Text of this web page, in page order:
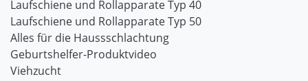
Laufschiene und Rollapparate Typ 40
Laufschiene und Rollapparate Typ 50
Alles für die Haussschlachtung
Geburtshelfer-Produktvideo
Viehzucht